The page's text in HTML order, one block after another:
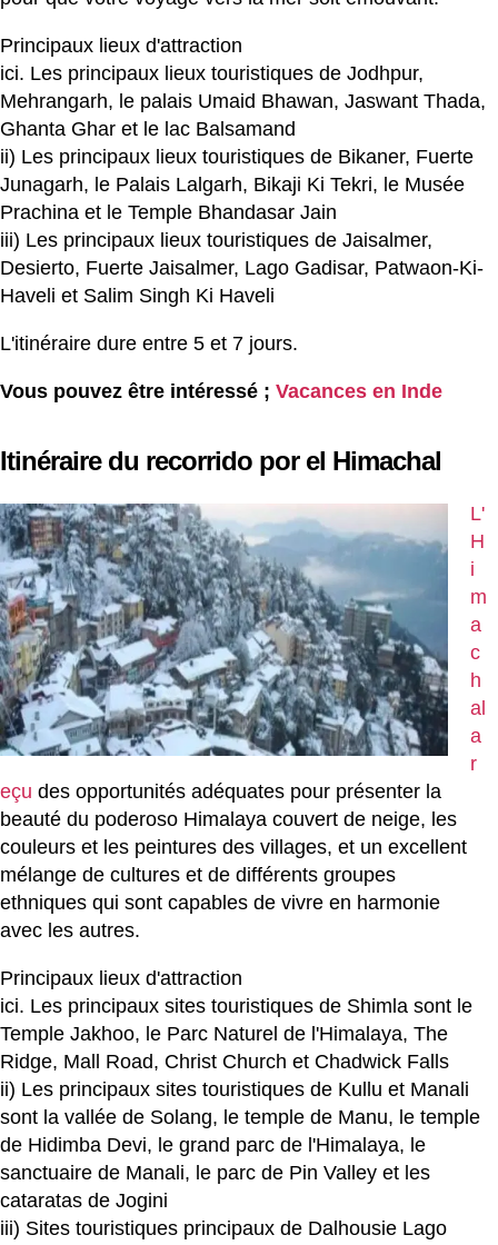
Principaux lieux d'attraction
ici. Les principaux lieux touristiques de Jodhpur,
Mehrangarh, le palais Umaid Bhawan, Jaswant Thada,
Ghanta Ghar et le lac Balsamand
ii) Les principaux lieux touristiques de Bikaner, Fuerte
Junagarh, le Palais Lalgarh, Bikaji Ki Tekri, le Musée
Prachina et le Temple Bhandasar Jain
iii) Les principaux lieux touristiques de Jaisalmer,
Desierto, Fuerte Jaisalmer, Lago Gadisar, Patwaon-Ki-
Haveli et Salim Singh Ki Haveli
L'itinéraire dure entre 5 et 7 jours.
Vous pouvez être intéressé ; Vacances en Inde
Itinéraire du recorrido por el Himachal
L'
H
i
m
a
c
h
al
a
r
eçu des opportunités adéquates pour présenter la
beauté du poderoso Himalaya couvert de neige, les
couleurs et les peintures des villages, et un excellent
mélange de cultures et de différents groupes
ethniques qui sont capables de vivre en harmonie
avec les autres.
Principaux lieux d'attraction
ici. Les principaux sites touristiques de Shimla sont le
Temple Jakhoo, le Parc Naturel de l'Himalaya, The
Ridge, Mall Road, Christ Church et Chadwick Falls
ii) Les principaux sites touristiques de Kullu et Manali
sont la vallée de Solang, le temple de Manu, le temple
de Hidimba Devi, le grand parc de l'Himalaya, le
sanctuaire de Manali, le parc de Pin Valley et les
cataratas de Jogini
iii) Sites touristiques principaux de Dalhousie Lago